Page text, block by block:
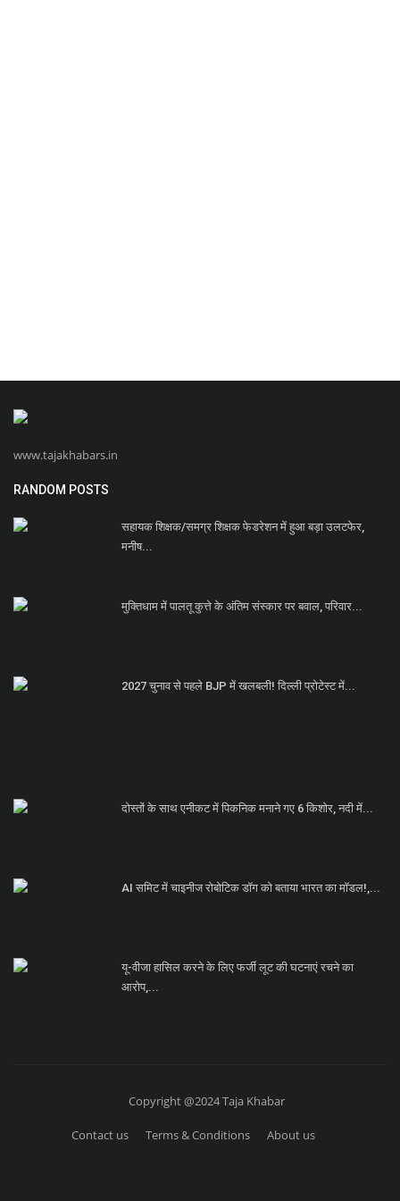
www.tajakhabars.in
RANDOM POSTS
सहायक शिक्षक/समग्र शिक्षक फेडरेशन में हुआ बड़ा उलटफेर,
मनीष...
मुक्तिधाम में पालतू कुत्ते के अंतिम संस्कार पर बवाल, परिवार...
2027 चुनाव से पहले BJP में खलबली! दिल्ली प्रोटेस्ट में...
दोस्तों के साथ एनीकट में पिकनिक मनाने गए 6 किशोर, नदी में...
AI समिट में चाइनीज रोबोटिक डॉग को बताया भारत का मॉडल!,...
यू-वीजा हासिल करने के लिए फर्जी लूट की घटनाएं रचने का
आरोप,...
Copyright @2024 Taja Khabar
Contact us Terms & Conditions About us